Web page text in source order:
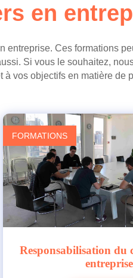
en
Ces formations
Si vous le souhaitez,
vos objectifs en matière de
FORMATIONS
Responsabilisation du
entreprise